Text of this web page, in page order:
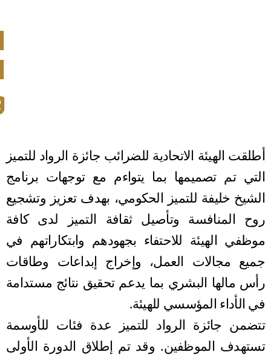
أطلقت الهيئة الاتحادية للضرائب جائزة الرواد للتميز
التي تم تصميمها بما يتواءم مع توجهات برنامج
الشيخ خليفة للتميز الحكومي، بهدف تعزيز وتشجيع
روح المنافسة وتأصيل ثقافة التميز لدى كافة
موظفي الهيئة للاحتفاء بجهودهم وابتكاراتهم في
جميع مجالات العمل، وإخراج إبداعات وطاقات
رأس مالها البشري بما يدعم تحقيق نتائج مستدامة
في الأداء المؤسسي للهيئة.
تتضمن جائزة الرواد للتميز عدة فئات للأوسمة
تستهدف الموظفين. وقد تم إطلاق الدورة الأولى